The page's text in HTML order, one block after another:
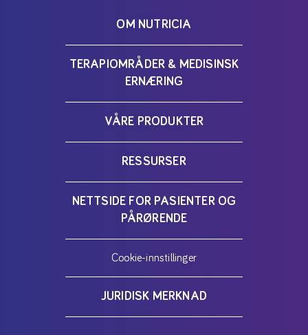
OM NUTRICIA
TERAPIOMRÅDER & MEDISINSK
ERNÆRING
VÅRE PRODUKTER
RESSURSER
NETTSIDE FOR PASIENTER OG
PÅRØRENDE
Cookie-innstillinger
JURIDISK MERKNAD